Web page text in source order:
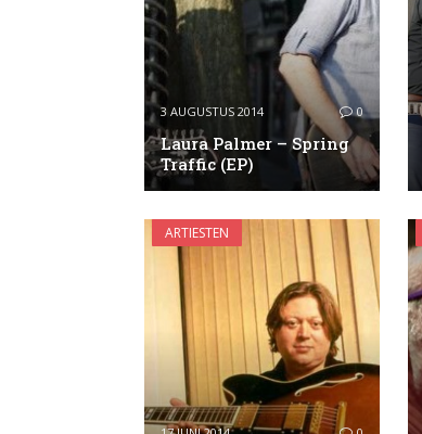
3 AUGUSTUS 2014 0
Laura Palmer – Spring
Traffic (EP)
ARTIESTEN